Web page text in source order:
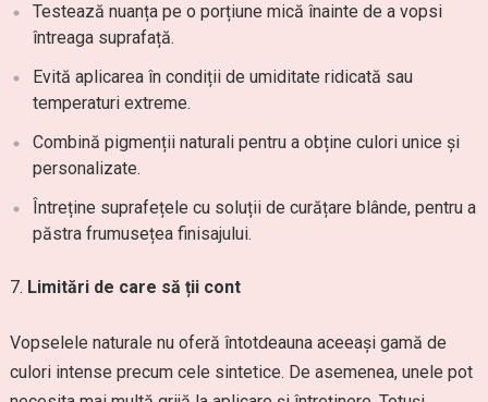
Testează nuanța pe o porțiune mică înainte de a vopsi
întreaga suprafață.
Evită aplicarea în condiții de umiditate ridicată sau
temperaturi extreme.
Combină pigmenții naturali pentru a obține culori unice și
personalizate.
Întreține suprafețele cu soluții de curățare blânde, pentru a
păstra frumusețea finisajului.
Limitări de care să ții cont
Vopselele naturale nu oferă întotdeauna aceeași gamă de
culori intense precum cele sintetice. De asemenea, unele pot